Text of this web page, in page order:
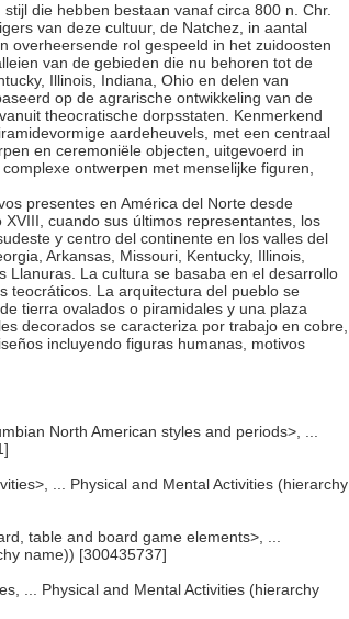
die hebben bestaan vanaf circa 800 n. Chr.
van deze cultuur, de Natchez, in aantal
overheersende rol gespeeld in het zuidoosten
van de gebieden die nu behoren tot de
Illinois, Indiana, Ohio en delen van
op de agrarische ontwikkeling van de
theocratische dorpsstaten. Kenmerkend
aardeheuvels, met een centraal
en ceremoniële objecten, uitgevoerd in
ontwerpen met menselijke figuren,
presentes en América del Norte desde
cuando sus últimos representantes, los
y centro del continente en los valles del
Arkansas, Missouri, Kentucky, Illinois,
Llanuras. La cultura se basaba en el desarrollo
teocráticos. La arquitectura del pueblo se
tierra ovalados o piramidales y una plaza
decorados se caracteriza por trabajo en cobre,
incluyendo figuras humanas, motivos
North American styles and periods>, ...
... Physical and Mental Activities (hierarchy
table and board game elements>, ...
name)) [300435737]
... Physical and Mental Activities (hierarchy